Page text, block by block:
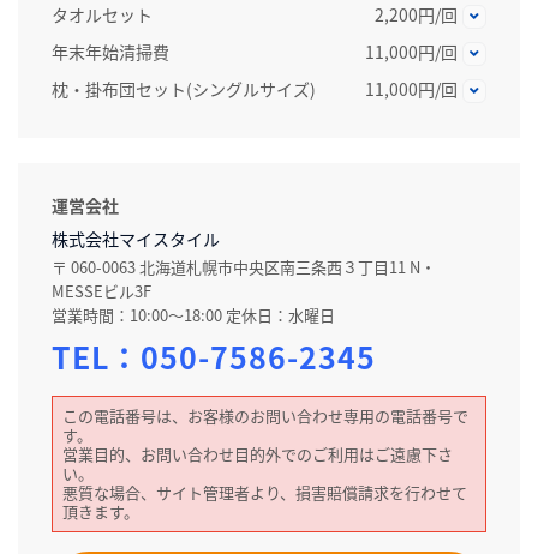
タオルセット
2,200円/回
年末年始清掃費
11,000円/回
枕・掛布団セット(シングルサイズ)
11,000円/回
運営会社
株式会社マイスタイル
〒 060-0063 北海道札幌市中央区南三条西３丁目11 N・
MESSEビル3F
営業時間：10:00～18:00 定休日：水曜日
TEL： 050-7586-2345
この電話番号は、お客様のお問い合わせ専用の電話番号で
す。
営業目的、お問い合わせ目的外でのご利用はご遠慮下さ
い。
悪質な場合、サイト管理者より、損害賠償請求を行わせて
頂きます。